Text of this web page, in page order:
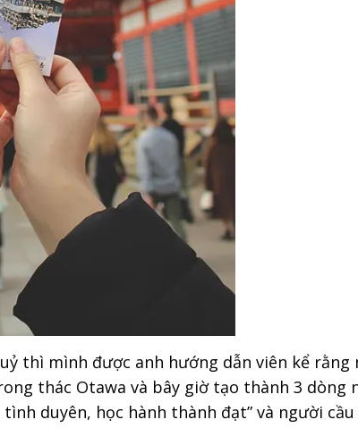
thì mình được anh hướng dẫn viên kể rằng
thác Otawa và bây giờ tạo thành 3 dòng
duyên, học hành thành đạt” và người cầu